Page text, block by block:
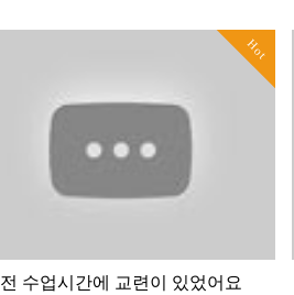
Hot
전 수업시간에 교련이 있었어요